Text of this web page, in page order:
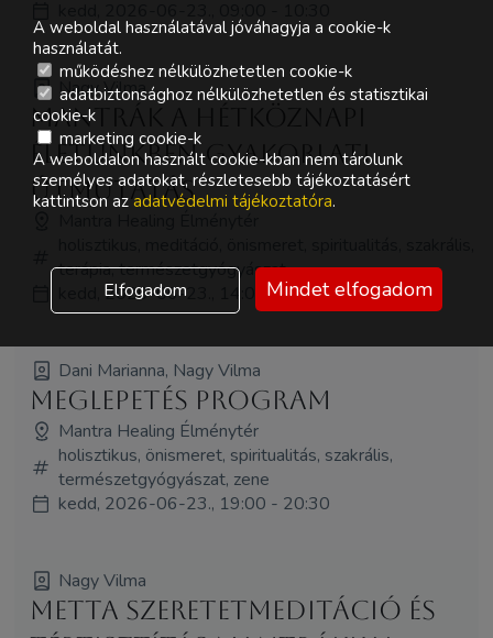
Nagy Vilma
Mantrák a hétköznapi
életünkben gyakorlati
útmutatás
terápia, természetgyógyászat
kedd, 2026-06-23., 14:00 - 15:00
Dani Marianna, Nagy Vilma
Meglepetés program
Mantra Healing Élménytér
holisztikus, önismeret, spiritualitás, szakrális,
természetgyógyászat, zene
kedd, 2026-06-23., 19:00 - 20:30
Nagy Vilma
Metta szeretetmeditáció és
A weboldal használatával jóváhagyja a cookie-k
használatát.
működéshez nélkülözhetetlen cookie-k
adatbiztonsághoz nélkülözhetetlen és statisztikai
cookie-k
marketing cookie-k
A weboldalon használt cookie-kban nem tárolunk
személyes adatokat, részletesebb tájékoztatásért
kattintson az adatvédelmi tájékoztatóra.
Elfogadom Mindet elfogadom